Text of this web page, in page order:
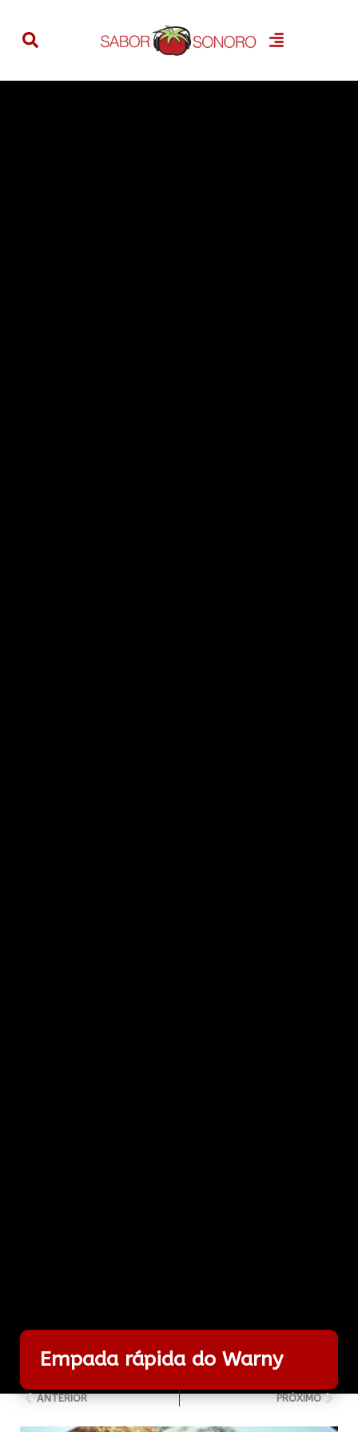
Empada rápida do Warny
ANTERIOR PRÓXIMO